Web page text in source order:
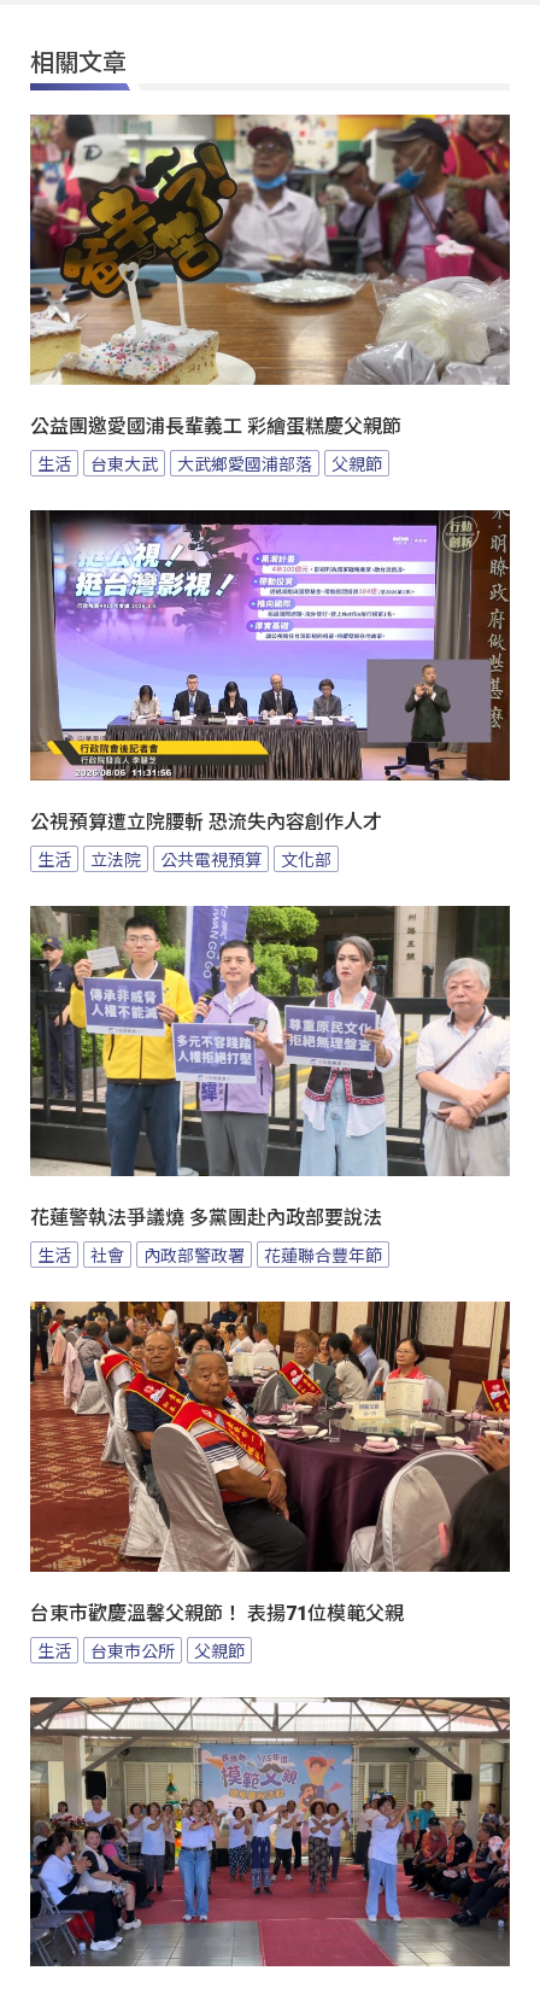
相關文章
公益團邀愛國浦長輩義工 彩繪蛋糕慶父親節
生活 台東大武 大武鄉愛國浦部落 父親節
公視預算遭立院腰斬 恐流失內容創作人才
生活 立法院 公共電視預算 文化部
花蓮警執法爭議燒 多黨團赴內政部要說法
生活 社會 內政部警政署 花蓮聯合豐年節
台東市歡慶溫馨父親節！ 表揚71位模範父親
生活 台東市公所 父親節